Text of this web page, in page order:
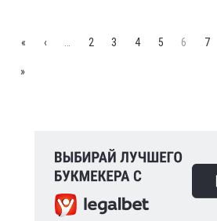
« ‹ 2 3 4 5 6 7
»